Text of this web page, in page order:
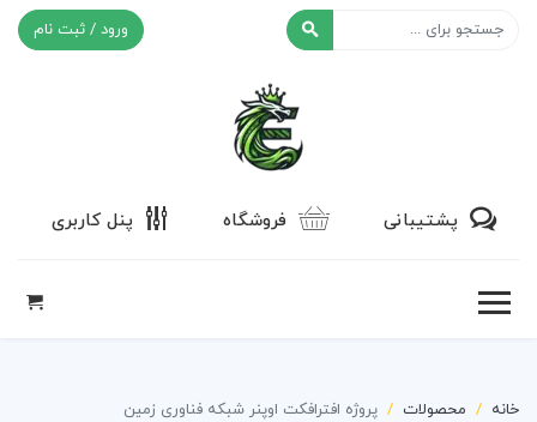
ورود / ثبت نام
پشتیبانی فروشگاه پنل کاربری
خانه محصولات پروژه افترافکت اوپنر شبکه فناوری زمین